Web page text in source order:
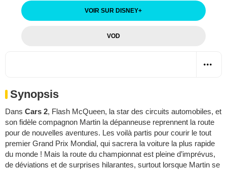
VOIR SUR DISNEY+
VOD
Synopsis
Dans Cars 2, Flash McQueen, la star des circuits automobiles, et
son fidèle compagnon Martin la dépanneuse reprennent la route
pour de nouvelles aventures. Les voilà partis pour courir le tout
premier Grand Prix Mondial, qui sacrera la voiture la plus rapide
du monde ! Mais la route du championnat est pleine d’imprévus,
de déviations et de surprises hilarantes, surtout lorsque Martin se